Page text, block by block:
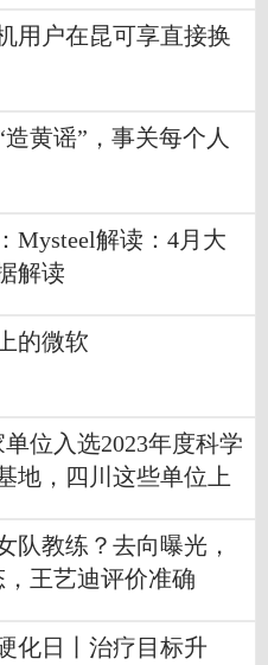
用户在昆可享直接换
黄谣”，事关每个人
Mysteel解读：4月大
解读
的微软
位入选2023年度科学
地，四川这些单位上
队教练？去向曝光，
王艺迪评价准确
化日丨治疗目标升